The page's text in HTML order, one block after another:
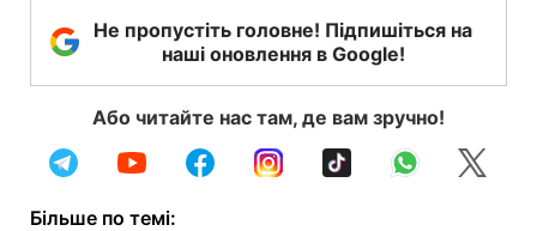
Не пропустіть головне! Підпишіться на
наші оновлення в Google!
Або читайте нас там, де вам зручно!
Більше по темі: